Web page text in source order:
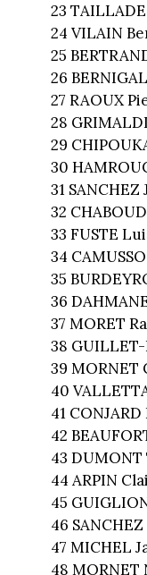
23
24 VILAIN
25
26
27 RAOUX
28
29
30
31 SANCHEZ
32
33 FUSTE
34
35
36
37 MORET
38
39
40
41
42
43
44 ARPIN
45
46
47 MICHEL
48 MORNET